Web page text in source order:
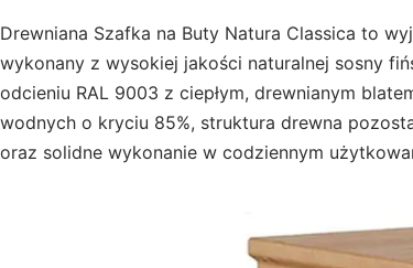
Drewniana Szafka na Buty Natura Classica to
wykonany z wysokiej jakości naturalnej sosny
odcieniu RAL 9003 z ciepłym, drewnianym
wodnych o kryciu 85%, struktura drewna
oraz solidne wykonanie w codziennym